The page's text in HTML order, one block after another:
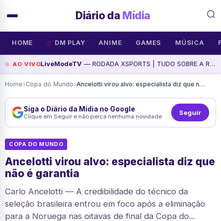
Diário da Mídia
HOME DM PLAY ANIME GAMES MÚSICA
AO VIVOLiveModeTV — RODADA XSPORTS | TUDO SOBRE A RODADA DE DOMINGO DO BRASILEIRÃO, assista agora
Home›Copa do Mundo› Ancelotti virou alvo: especialista diz que não é garantia
Siga o Diário da Mídia no Google
Clique em Seguir e não perca nenhuma novidade. Seguir
COPA DO MUNDO
Ancelotti virou alvo: especialista diz que
não é garantia
Carlo Ancelotti — A credibilidade do técnico da
seleção brasileira entrou em foco após a eliminação
para a Noruega nas oitavas de final da Copa do...